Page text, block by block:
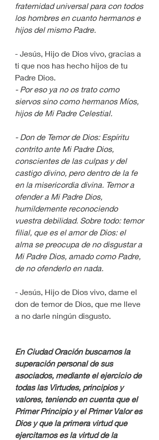
fraternidad universal para con todos
los hombres en cuanto hermanos e
hijos del mismo Padre.
- Jesús, Hijo de Dios vivo, gracias a
ti que nos has hecho hijos de tu
Padre Dios.
- Por eso ya no os trato como
siervos sino como hermanos Míos,
hijos de Mi Padre Celestial.
- Don de Temor de Dios: Espíritu
contrito ante Mi Padre Dios,
conscientes de las culpas y del
castigo divino, pero dentro de la fe
en la misericordia divina. Temor a
ofender a Mi Padre Dios,
humildemente reconociendo
vuestra debilidad. Sobre todo: temor
filial, que es el amor de Dios: el
alma se preocupa de no disgustar a
Mi Padre Dios, amado como Padre,
de no ofenderlo en nada.
- Jesús, Hijo de Dios vivo, dame el
don de temor de Dios, que me lleve
a no darle ningún disgusto.
En Ciudad Oración buscamos la
superación personal de sus
asociados, mediante el ejercicio de
todas las Virtudes, principios y
valores, teniendo en cuenta que el
Primer Principio y el Primer Valor es
Dios y que la primera virtud que
ejercitamos es la virtud de la